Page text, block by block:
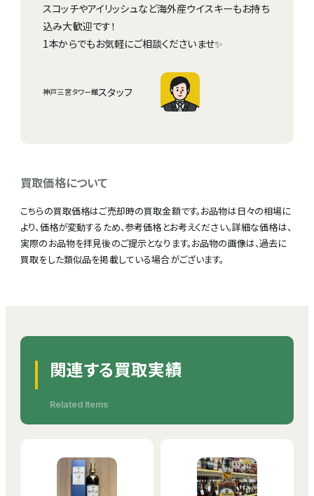
スコッチやアイリッシュなど海外産ウイスキーもお持ち
込み大歓迎です！
1本からでもお気軽にご相談くださいませ✨
神戸三宮タワー館スタッフ
買取価格について
こちらの買取価格はご売却時の買取金額です。お品物は日々の相場に
より、価格が変動するため、参考価格とお考えください。詳細な価格は、
実際のお品物を拝見後のご提示となります。お品物の画像は、過去に
買取をした類似品を掲載している場合がございます。
関連する買取実績
Related Items